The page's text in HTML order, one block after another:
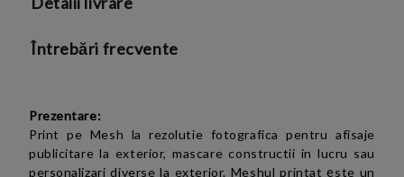
Politica de confidentialitate
Întrebări frecvente
Prezentare:
Print pe Mesh la rezolutie fotografica pentru afisaje
publicitare la exterior, mascare constructii in lucru sau
personalizari diverse la exterior. Meshul printateste un